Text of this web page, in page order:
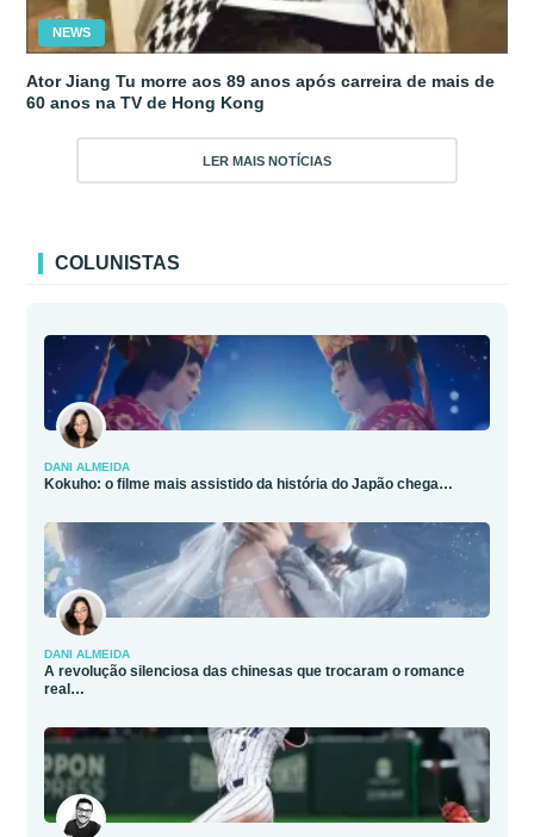
NEWS
Ator Jiang Tu morre aos 89 anos após carreira de mais de
60 anos na TV de Hong Kong
LER MAIS NOTÍCIAS
COLUNISTAS
DANI ALMEIDA
Kokuho: o filme mais assistido da história do Japão chega…
DANI ALMEIDA
A revolução silenciosa das chinesas que trocaram o romance
real…